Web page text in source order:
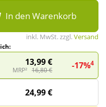
In den Warenkorb
inkl. MwSt. zzgl.Versand
13,99 €
MRP² 16,80 € -17%4
24,99 €